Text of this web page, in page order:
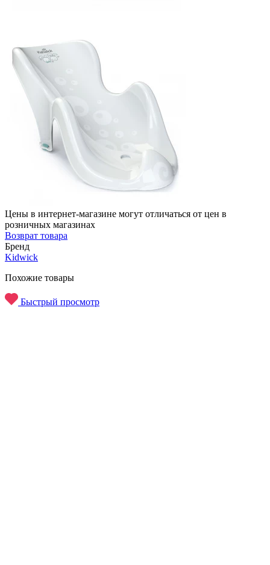
Цены в интернет-магазине могут отличаться от цен в
розничных магазинах
Возврат товара
Бренд
Kidwick
Похожие товары
Быстрый просмотр